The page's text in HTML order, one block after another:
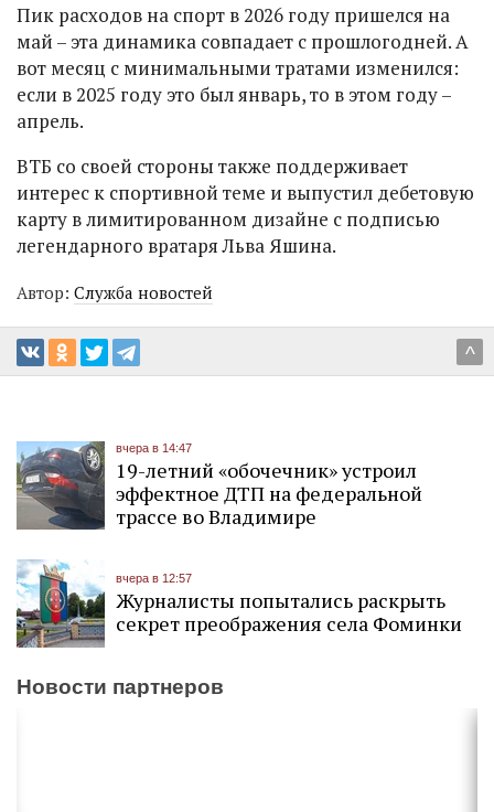
Пик расходов на спорт в 2026 году пришелся на
май – эта динамика совпадает с прошлогодней. А
вот месяц с минимальными тратами изменился:
если в 2025 году это был январь, то в этом году –
апрель.
ВТБ со своей стороны также поддерживает
интерес к спортивной теме и выпустил дебетовую
карту в лимитированном дизайне с подписью
легендарного вратаря Льва Яшина.
Автор: Служба новостей
^
вчера в 14:47
19-летний «обочечник» устроил
эффектное ДТП на федеральной
трассе во Владимире
вчера в 12:57
Журналисты попытались раскрыть
секрет преображения села Фоминки
Новости партнеров